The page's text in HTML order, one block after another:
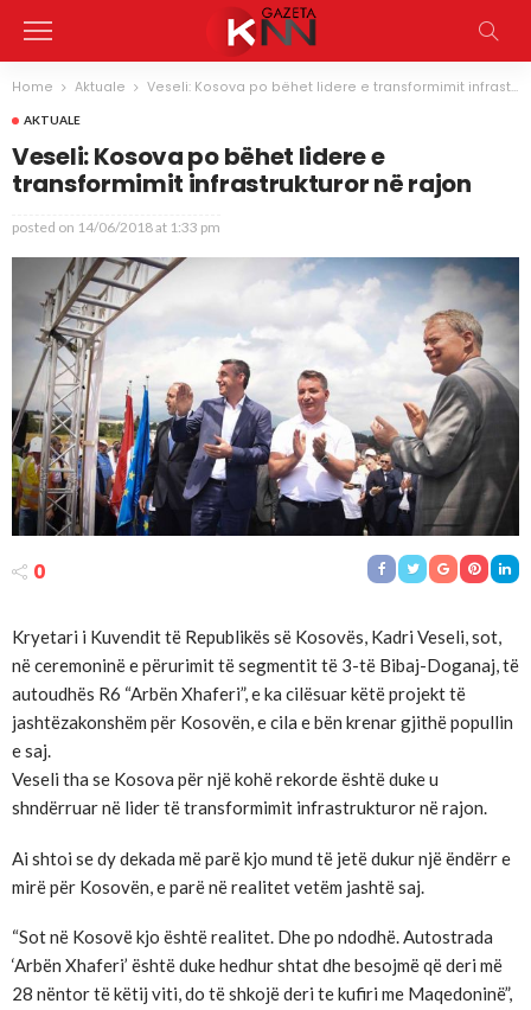
Home Aktuale Veseli: Kosova po bëhet lidere e transformimit infrastrukturor në rajon
AKTUALE
Veseli: Kosova po bëhet lidere e
transformimit infrastrukturor në rajon
posted on 14/06/2018 at 1:33 pm
0
Kryetari i Kuvendit të Republikës së Kosovës, Kadri Veseli, sot,
në ceremoninë e përurimit të segmentit të 3-të Bibaj-Doganaj, të
autoudhës R6 “Arbën Xhaferi”, e ka cilësuar këtë projekt të
jashtëzakonshëm për Kosovën, e cila e bën krenar gjithë popullin
e saj.
Veseli tha se Kosova për një kohë rekorde është duke u
shndërruar në lider të transformimit infrastrukturor në rajon.
Ai shtoi se dy dekada më parë kjo mund të jetë dukur një ëndërr e
mirë për Kosovën, e parë në realitet vetëm jashtë saj.
“Sot në Kosovë kjo është realitet. Dhe po ndodhë. Autostrada
‘Arbën Xhaferi’ është duke hedhur shtat dhe besojmë që deri më
28 nëntor të këtij viti, do të shkojë deri te kufiri me Maqedoninë”,